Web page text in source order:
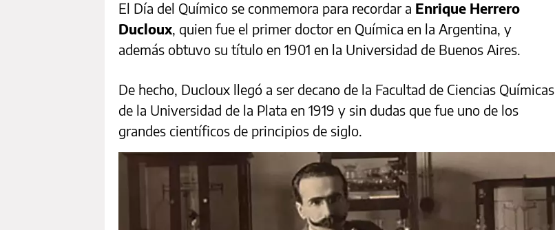
El Día del Químico se conmemora para recordar a Enrique Herrero
Ducloux, quien fue el primer doctor en Química en la Argentina, y
además obtuvo su título en 1901 en la Universidad de Buenos Aires.
De hecho, Ducloux llegó a ser decano de la Facultad de Ciencias Químicas
de la Universidad de la Plata en 1919 y sin dudas que fue uno de los
grandes científicos de principios de siglo.